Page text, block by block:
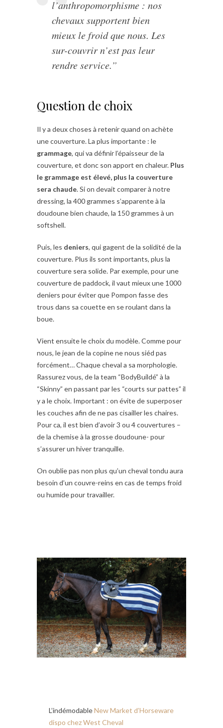
l’anthropomorphisme : nos
chevaux supportent bien
mieux le froid que nous. Les
sur-couvrir n’est pas leur
rendre service.”
Question de choix
Il y a deux choses à retenir quand on achète
une couverture. La plus importante : le
grammage, qui va définir l’épaisseur de la
couverture, et donc son apport en chaleur. Plus
le grammage est élevé, plus la couverture
sera chaude. Si on devait comparer à notre
dressing, la 400 grammes s’apparente à la
doudoune bien chaude, la 150 grammes à un
softshell.
Puis, les deniers, qui gagent de la solidité de la
couverture. Plus ils sont importants, plus la
couverture sera solide. Par exemple, pour une
couverture de paddock, il vaut mieux une 1000
deniers pour éviter que Pompon fasse des
trous dans sa couette en se roulant dans la
boue.
Vient ensuite le choix du modèle. Comme pour
nous, le jean de la copine ne nous siéd pas
forcément… Chaque cheval a sa morphologie.
Rassurez vous, de la team “BodyBuildé” à la
“Skinny” en passant par les “courts sur pattes” il
y a le choix. Important : on évite de superposer
les couches afin de ne pas cisailler les chaires.
Pour ca, il est bien d’avoir 3 ou 4 couvertures –
de la chemise à la grosse doudoune- pour
s’assurer un hiver tranquille.
On oublie pas non plus qu’un cheval tondu aura
besoin d’un couvre-reins en cas de temps froid
ou humide pour travailler.
L’indémodableNew Market d’Horseware
dispo chez West Cheval